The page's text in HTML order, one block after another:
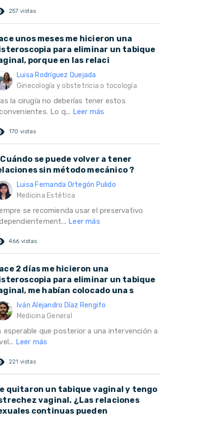
257 vistas
unos meses me hicieron una
para eliminar un tabique
porque en las relaci
Luisa Rodríguez Quejada
Ginecología y obstetricia o tocología
la cirugía no deberías tener estos
Lo q... Leer más
170 vistas
se puede volver a tener
sin método mecánico ?
Luisa Fernanda Ortegón Pulido
Medicina Estética
se recomienda usar el preservativo
Leer más
466 vistas
2 días me hicieron una
para eliminar un tabique
me habían colocado una s
Iván Alejandro Díaz Rengifo
Medicina General
esperable que posterior a una intervención a
Leer más
221 vistas
quitaron un tabique vaginal y tengo
vaginal. ¿Las relaciones
continuas pueden